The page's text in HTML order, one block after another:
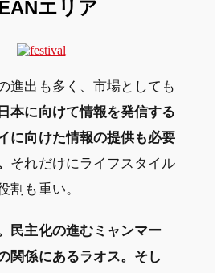
エリア
進出も多く、市場としても
日本に向けて情報を発信する
に向けた情報の提供も必要
それだけにライフスタイル
割も重い。
民主化の進むミャンマー
関係にあるラオス。そし